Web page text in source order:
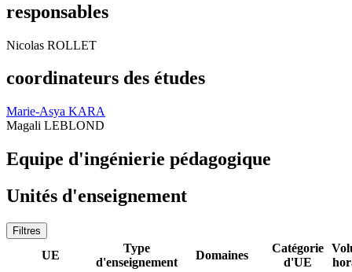
responsables
Nicolas ROLLET
coordinateurs des études
Marie-Asya KARA
Magali LEBLOND
Equipe d'ingénierie pédagogique
Unités d'enseignement
Filtres
UE
Type
d'enseignement
Domaines
Catégorie
d'UE